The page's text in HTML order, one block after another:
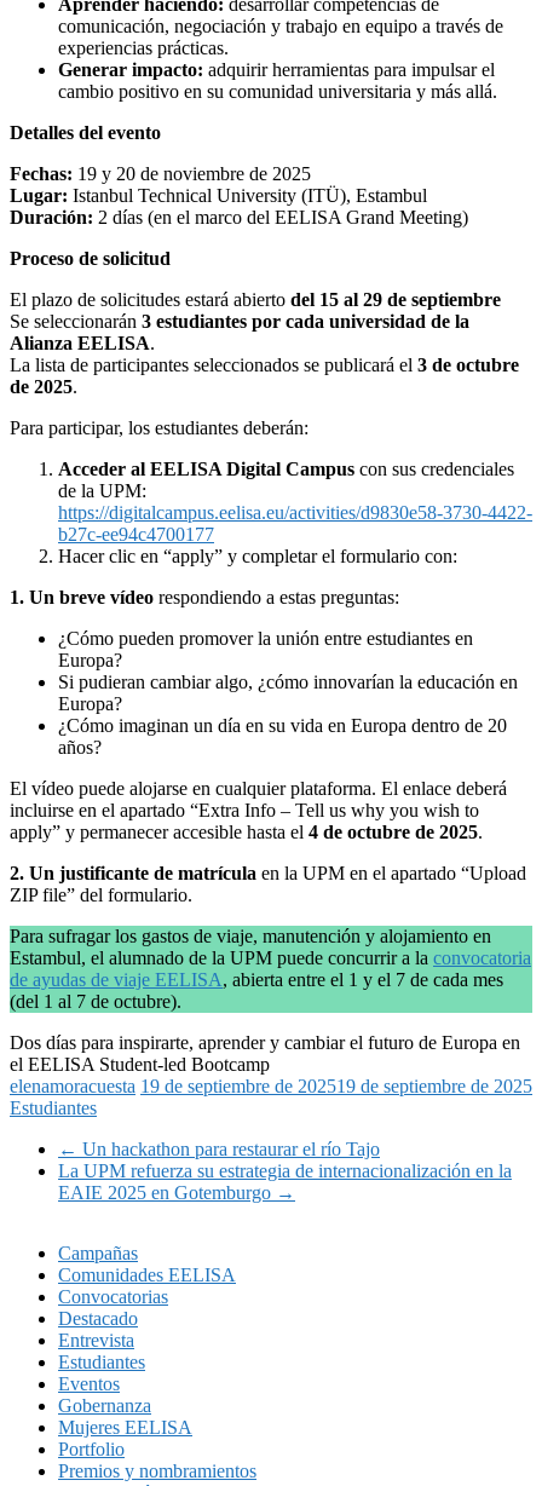
Aprender haciendo: desarrollar competencias de
comunicación, negociación y trabajo en equipo a través de
experiencias prácticas.
Generar impacto: adquirir herramientas para impulsar el
cambio positivo en su comunidad universitaria y más allá.
Detalles del evento
Fechas: 19 y 20 de noviembre de 2025
Lugar: Istanbul Technical University (ITÜ), Estambul
Duración: 2 días (en el marco del EELISA Grand Meeting)
Proceso de solicitud
El plazo de solicitudes estará abierto del 15 al 29 de septiembre
Se seleccionarán 3 estudiantes por cada universidad de la
Alianza EELISA.
La lista de participantes seleccionados se publicará el 3 de octubre
de 2025.
Para participar, los estudiantes deberán:
Acceder al EELISA Digital Campus con sus credenciales
de la UPM:
https://digitalcampus.eelisa.eu/activities/d9830e58-3730-4422-
b27c-ee94c4700177
Hacer clic en “apply” y completar el formulario con:
1. Un breve vídeo respondiendo a estas preguntas:
¿Cómo pueden promover la unión entre estudiantes en
Europa?
Si pudieran cambiar algo, ¿cómo innovarían la educación en
Europa?
¿Cómo imaginan un día en su vida en Europa dentro de 20
años?
El vídeo puede alojarse en cualquier plataforma. El enlace deberá
incluirse en el apartado “Extra Info – Tell us why you wish to
apply” y permanecer accesible hasta el 4 de octubre de 2025.
2. Un justificante de matrícula en la UPM en el apartado “Upload
ZIP file” del formulario.
Para sufragar los gastos de viaje, manutención y alojamiento en
Estambul, el alumnado de la UPM puede concurrir a la convocatoria
de ayudas de viaje EELISA, abierta entre el 1 y el 7 de cada mes
(del 1 al 7 de octubre).
Dos días para inspirarte, aprender y cambiar el futuro de Europa en
el EELISA Student-led Bootcamp
elenamoracuesta 19 de septiembre de 202519 de septiembre de 2025
Estudiantes
← Un hackathon para restaurar el río Tajo
La UPM refuerza su estrategia de internacionalización en la
EAIE 2025 en Gotemburgo →
Campañas
Comunidades EELISA
Convocatorias
Destacado
Entrevista
Estudiantes
Eventos
Gobernanza
Mujeres EELISA
Portfolio
Premios y nombramientos